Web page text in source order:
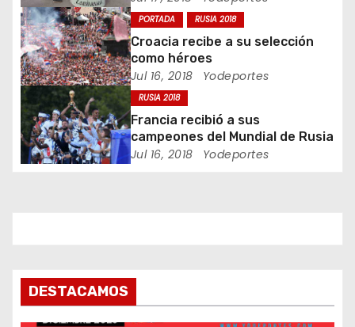
e
e
n
t
r
s
PORTADA RUSIA 2018
Croacia recibe a su selección
como héroes
Jul 16, 2018 Yodeportes
RUSIA 2018
Francia recibió a sus
campeones del Mundial de Rusia
Jul 16, 2018 Yodeportes
DESTACAMOS